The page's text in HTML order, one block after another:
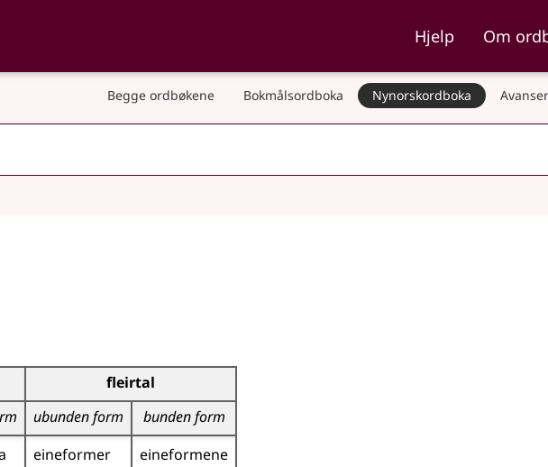
og NynorskordbokaHjelp Om
Begge ordbøkene Bokmålsordboka Nynorskordboka
fleirtal
ubunden form
bunden form
eineformer eineformene